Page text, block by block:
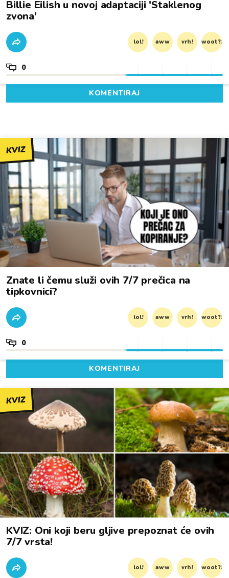
Billie Eilish u novoj adaptaciji 'Staklenog
zvona'
lol! aww vrh! woot?!
0
KOMENTIRAJ
KVIZ
Znate li čemu služi ovih 7/7 prečica na
tipkovnici?
lol! aww vrh! woot?!
0
KOMENTIRAJ
KVIZ
KVIZ: Oni koji beru gljive prepoznat će ovih
7/7 vrsta!
lol! aww vrh! woot?!